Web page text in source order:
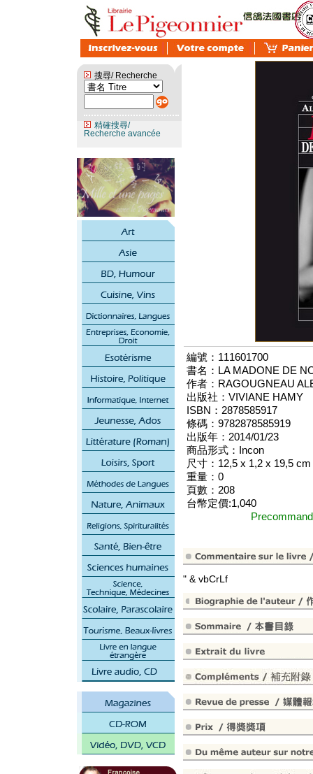
搜尋/ Recherche
精確搜尋/
Recherche avancée
編號：111601700
書名：LA MADONE DE
作者：RAGOUGNEAU
出版社：VIVIANE HAMY
ISBN：2878585917
條碼：9782878585919
出版年：2014/01/23
商品形式：Incon
尺寸：12,5 x 1,2 x 19,5 cm
重量：0
頁數：208
台幣定價:1,040
" & vbCrLf